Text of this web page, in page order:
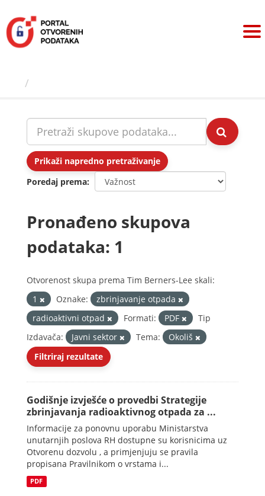
sadržaj
Prikaži napredno pretraživanje
Poredaj prema
Pronađeno skupova
podataka: 1
Otvorenost skupa prema Tim Berners-Lee skali:
1
Oznake:
zbrinjavanje otpada
radioaktivni otpad
Formati: PDF
Tip
Izdavača:
Javni sektor Tema:
Okoliš
Filtriraj rezultate
Godišnje izvješće o provedbi Strategije
zbrinjavanja radioaktivnog otpada za ...
Informacije za ponovnu uporabu Ministarstva
unutarnjih poslova RH dostupne su korisnicima uz
Otvorenu dozvolu , a primjenjuju se pravila
propisana Pravilnikom o vrstama i...
PDF